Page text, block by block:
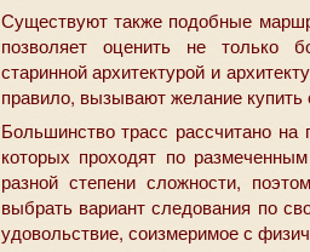
Существуют также подобные
позволяет оценить не только
старинной архитектурой и
правило, вызывают желание
Большинство трасс рассчитано
которых проходят по
разной степени сложности,
выбрать вариант следования по
удовольствие, соизмеримое с